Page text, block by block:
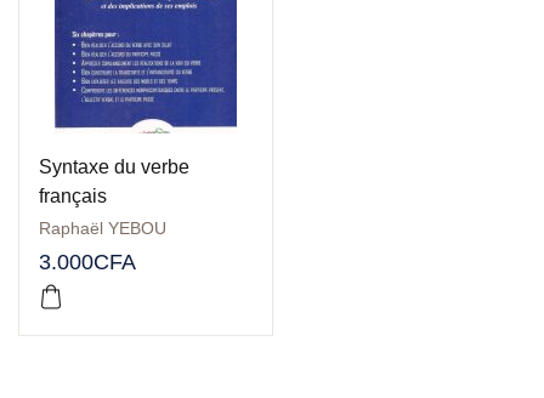
Syntaxe du verbe
français
Raphaël YEBOU
3.000CFA